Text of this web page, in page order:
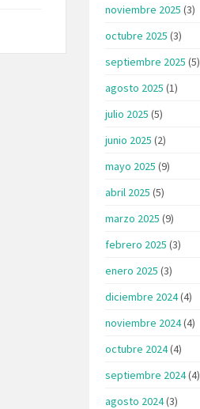
noviembre 2025 (3)
octubre 2025 (3)
septiembre 2025 (5)
agosto 2025 (1)
julio 2025 (5)
junio 2025 (2)
mayo 2025 (9)
abril 2025 (5)
marzo 2025 (9)
febrero 2025 (3)
enero 2025 (3)
diciembre 2024(4)
noviembre 2024(4)
octubre 2024(4)
septiembre 2024(4)
agosto 2024(3)